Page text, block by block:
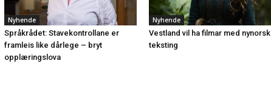
Nyhende
Språkrådet: Stavekontrollane er
framleis like dårlege – bryt
opplæringslova
Nyhende
Vestland vil ha filmar med nynorsk
teksting